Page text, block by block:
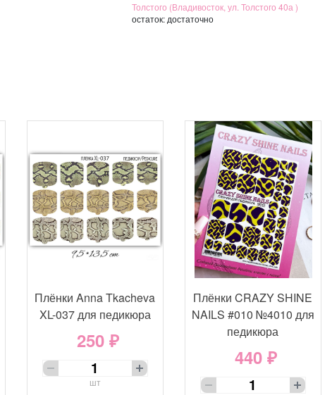
Толстого (Владивосток, ул. Толстого 40а )
остаток:достаточно
Плёнки Anna Tkacheva
XL-037 для педикюра
250 ₽
шт
Плёнки CRAZY SHINE
NAILS #010 №4010 для
педикюра
440 ₽